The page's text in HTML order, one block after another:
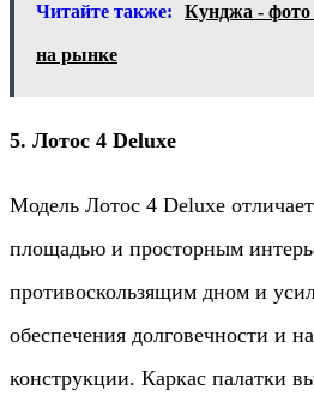
Читайте также: Кунджа - фото
на рынке
5. Лотос 4 Deluxe
Модель Лотос 4 Deluxe
площадью и просторным
противоскользящим дном и
обеспечения долговечности и
конструкции. Каркас палатки